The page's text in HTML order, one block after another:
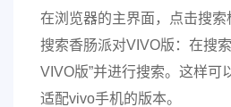
在浏览器的主界面，点击搜索
搜索香肠派对VIVO版：在搜
VIVO版”并进行搜索。这样可
适配vivo手机的版本。